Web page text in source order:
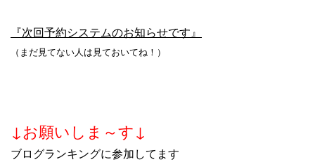
『次回予約システムのお知らせです』
（まだ見てない人は見ておいてね！）
↓お願いしま～す↓
ブログランキングに参加してます